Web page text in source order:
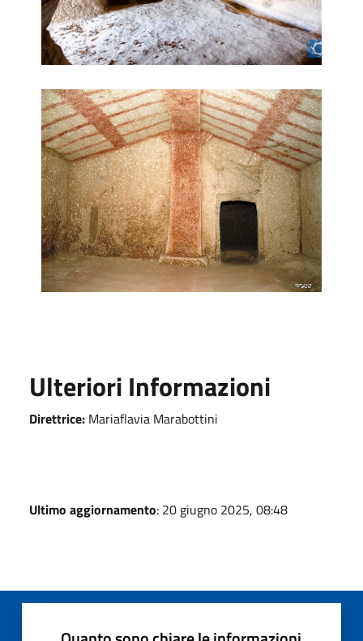
La Tomba Rossa
Ulteriori Informazioni
Direttrice: Mariaflavia Marabottini
Ultimo aggiornamento: 20 giugno 2025, 08:48